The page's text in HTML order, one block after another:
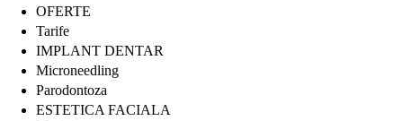
OFERTE
Tarife
IMPLANT DENTAR
Microneedling
Parodontoza
ESTETICA FACIALA